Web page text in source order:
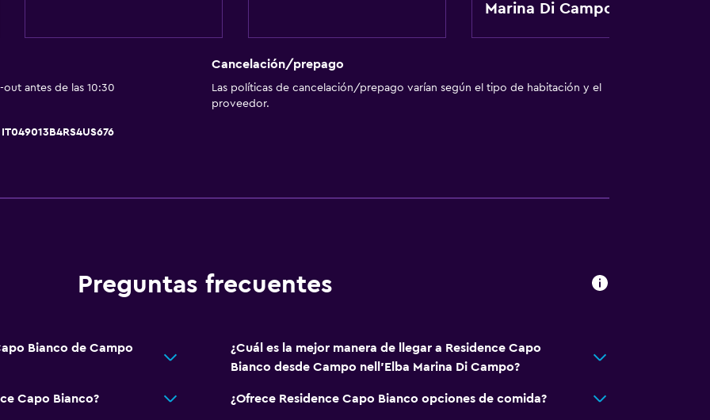
Buceo
Buceo
Windsurf
Unidad ubicada en la planta baja
Fregadero bajo
Almohada sin plumas
Entrada privada
Marina Di Campo
antes de las 10:30
Cancelación/prepago
Las políticas de cancelación/prepago varían según el tipo de habitación y el
proveedor.
Preguntas frecuentes
Bianco de Campo
¿Cuál es la mejor manera de llegar a Residence Capo
Bianco desde Campo nell'Elba Marina Di Campo?
Capo Bianco? ¿Ofrece Residence Capo Bianco opciones de comida?